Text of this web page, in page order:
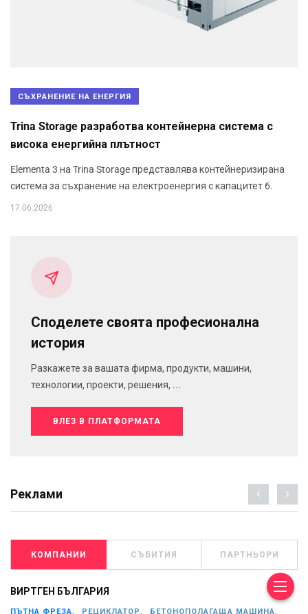
СЪХРАНЕНИЕ НА ЕНЕРГИЯ
Trina Storage разработва контейнерна система с
висока енергийна плътност
Elementa 3 на Trina Storage представлява контейнеризирана
система за съхранение на електроенергия с капацитет 6.
17.06.2026
Споделете своята професионална
история
Разкажете за вашата фирма, продукти, машини,
технологии, проекти, решения, ...
ВЛЕЗ В ПЛАТФОРМАТА
Реклами
КОМПАНИИ СЪБИТИЯ ПАРТНЬОРИ
ВИРТГЕН БЪЛГАРИЯ
ПЪТНА ФРЕЗА, РЕЦИКЛАТОР, БЕТОНОПОЛАГАЩА МАШИНА,